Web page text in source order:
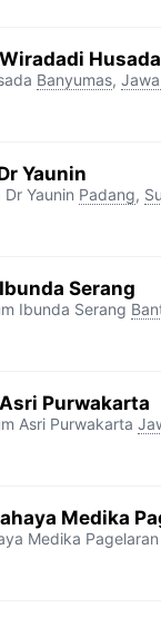
Husada
Banyumas,
Yaunin
Yaunin Padang,
Serang
Ibunda Serang
Purwakarta
Asri Purwakarta
Medika
Medika Pagelaran